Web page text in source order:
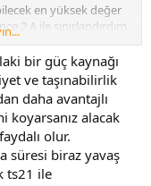
en yüksek değer
2 A ile sınırlandırdım.
istedim. Modül için 65
çektim. Videoda da
uzun sürüyor.
ve tekrar video
normal şekilde
akım çektiğini, çok
bir güç kaynağı
ve taşınabilirlik
daha avantajlı
koyarsanız alacak
olur.
süresi biraz yavaş
ts21 ile